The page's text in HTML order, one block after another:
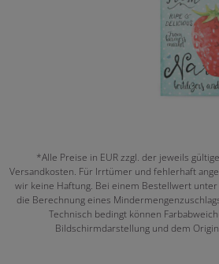
*Alle Preise in EUR zzgl. der jeweils
Versandkosten. Für Irrtümer und fehlerhaft
wir keine Haftung. Bei einem Bestellwert
die Berechnung eines
Technisch bedingt können
Bildschirmdarstellung und dem